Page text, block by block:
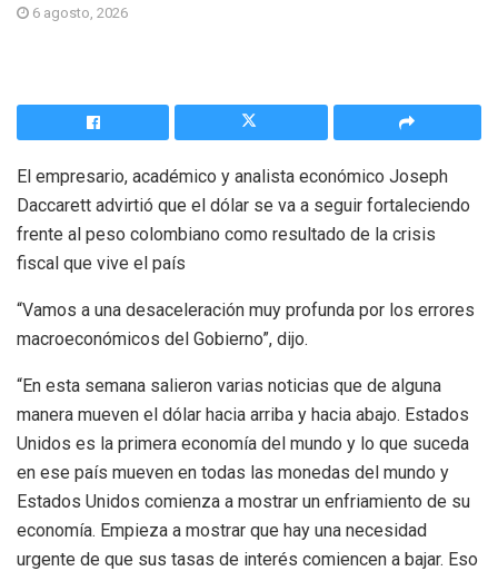
6 agosto, 2026
El empresario, académico y analista económico Joseph
Daccarett advirtió que el dólar se va a seguir fortaleciendo
frente al peso colombiano como resultado de la crisis
fiscal que vive el país
“Vamos a una desaceleración muy profunda por los errores
macroeconómicos del Gobierno”, dijo.
“En esta semana salieron varias noticias que de alguna
manera mueven el dólar hacia arriba y hacia abajo. Estados
Unidos es la primera economía del mundo y lo que suceda
en ese país mueven en todas las monedas del mundo y
Estados Unidos comienza a mostrar un enfriamiento de su
economía. Empieza a mostrar que hay una necesidad
urgente de que sus tasas de interés comiencen a bajar. Eso